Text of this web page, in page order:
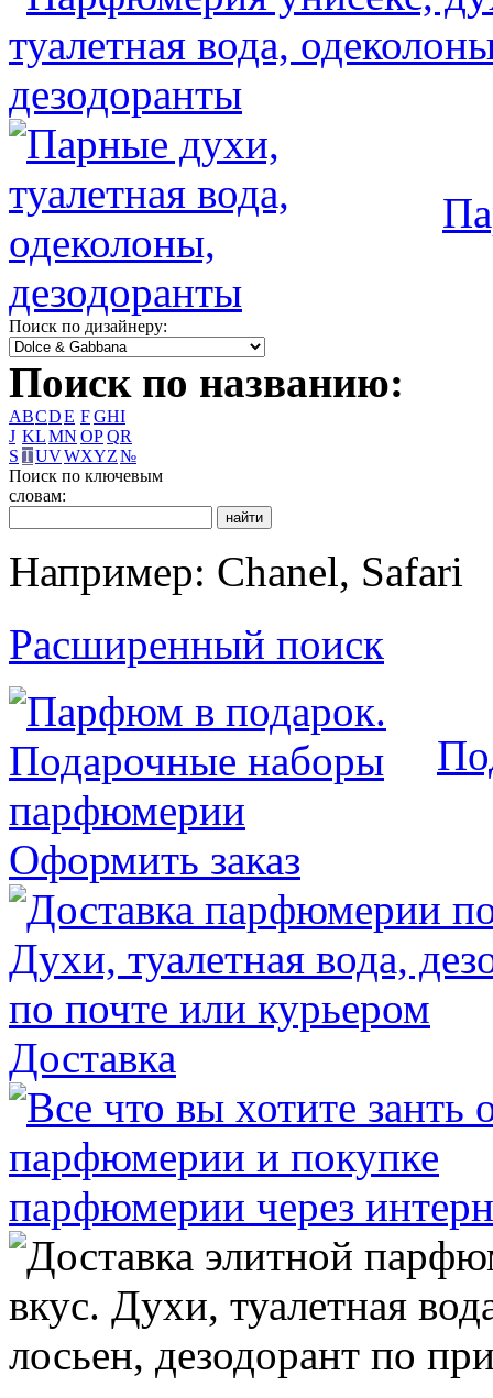
Поиск по дизайнеру:
Поиск по названию:
ABCDE FGHI
J KLMN OPQR
S TUVWXYZ№
Поиск по ключевым
словам:
Например: Chanel, Safari
Расширенный поиск
Оформить заказ
Доставка